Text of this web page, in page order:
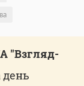
"Взгляд-
день